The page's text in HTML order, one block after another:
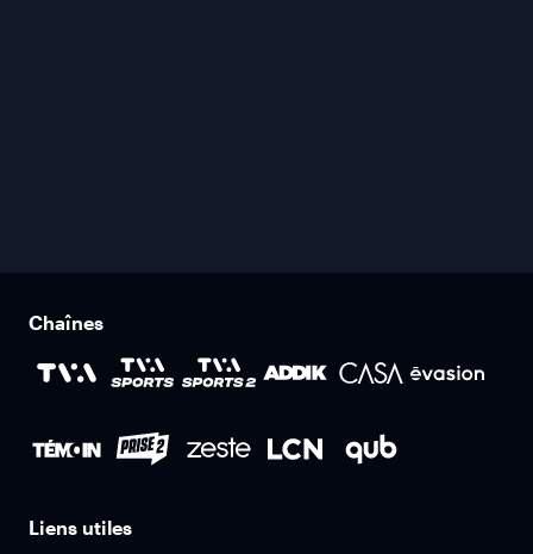
Chaînes
Liens utiles